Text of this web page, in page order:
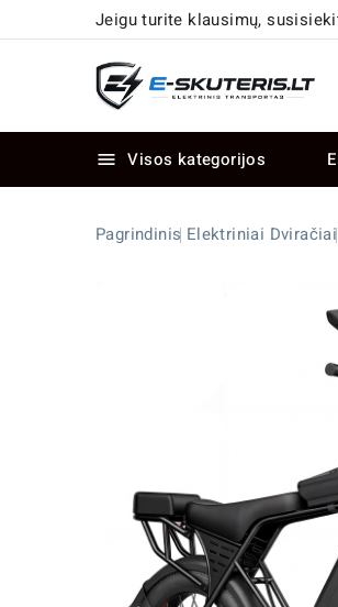
Jeigu turite klausimų,
 Visos kategorijos
Pagrindinis Elektriniai Dviračiai